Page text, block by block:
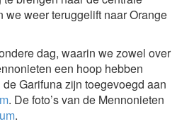
we weer teruggelift naar Orange
dag, waarin we zowel over
een hoop hebben
de Garifuna zijn toegevoegd aan
. De foto’s van de Mennonieten
.